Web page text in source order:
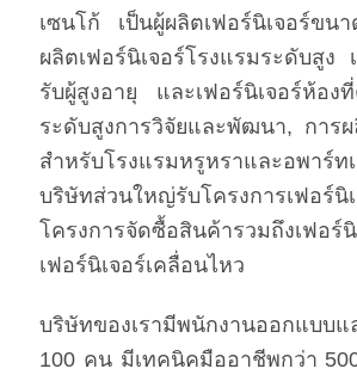
เซนโก้ เป็นผู้ผลิตเฟอร์นิเจอร์ขน
ผลิตเฟอร์นิเจอร์โรงแรมระดับสูง
รับผู้สูงอายุ และเฟอร์นิเจอร์ห้อง
ระดับสูงการวิจัยและพัฒนา, การ
สําหรับโรงแรมหรูหราและอพาร์ท
บริษัทส่วนใหญ่รับโครงการเฟอร์นิ
โครงการจัดซื้อสินค้ารวมถึงเฟอร์
เฟอร์นิเจอร์เคลื่อนไหว
บริษัทของเรามีพนักงานออกแบบ
100 คน มีเทคนิคมืออาชีพกว่า